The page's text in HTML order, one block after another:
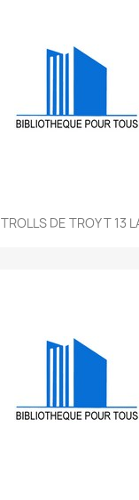
TROLLS DE TROY T 13